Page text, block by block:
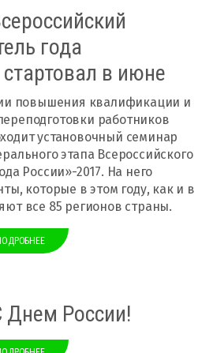
года
в июне
повышения квалификации и
работников
установочный семинар
этапа Всероссийского
России»-2017. На него
которые в этом году, как и в
все 85 регионов страны.
Днем России!